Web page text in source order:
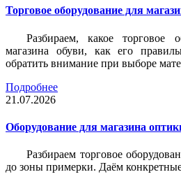
Торговое оборудование для
Разбираем, какое торговое
магазина обуви, как его
обратить внимание при выборе
Подробнее
21.07.2026
Оборудование для магазина
Разбираем торговое
до зоны примерки. Даём